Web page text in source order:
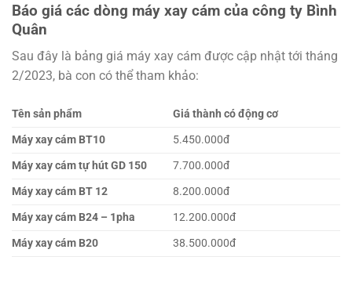
Báo giá các dòng máy xay cám của công ty Bình
Quân
Sau đây là bảng giá máy xay cám được cập nhật tới tháng
2/2023, bà con có thể tham khảo:
Tên sản phẩm
Giá thành có động cơ
Máy xay cám BT10
5.450.000đ
Máy xay cám tự hút GD 150
7.700.000đ
Máy xay cám BT 12
8.200.000đ
Máy xay cám B24 – 1pha
12.200.000đ
Máy xay cám B20
38.500.000đ